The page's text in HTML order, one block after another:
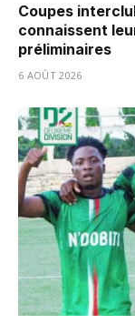
Coupes
connaissent
préliminaires
6 AOÛT 2026